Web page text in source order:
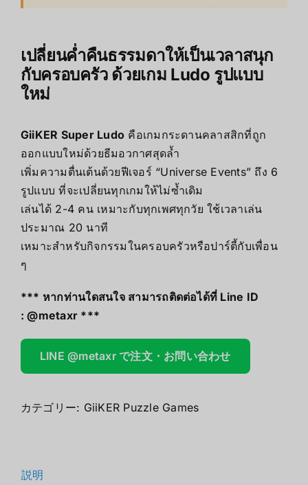
เปลี่ยนค่ำคืนธรรมดาให้เป็นเวลาสนุก
กับครอบครัว ด้วยเกม Ludo รูปแบบ
ใหม่
GiiKER Super Ludo คือเกมกระดานคลาสสิกที่ถูก
ออกแบบใหม่ด้วยธีมอวกาศสุดล้ำ
เพิ่มความตื่นเต้นด้วยฟีเจอร์ “Universe Events” ถึง 6
รูปแบบ ที่จะเปลี่ยนทุกเกมให้ไม่ซ้ำเดิม
เล่นได้ 2-4 คน เหมาะกับทุกเพศทุกวัย ใช้เวลาเล่น
ประมาณ 20 นาที
เหมาะสำหรับกิจกรรมในครอบครัวหรือปาร์ตี้กับเพื่อน
ๆ
*** หากท่านใดสนใจ สามารถติดต่อได้ที่ Line ID
:@metaxr ***
LINE @metaxr で注文・お問い合わせ
カテゴリー: GiiKER Puzzle Games
説明